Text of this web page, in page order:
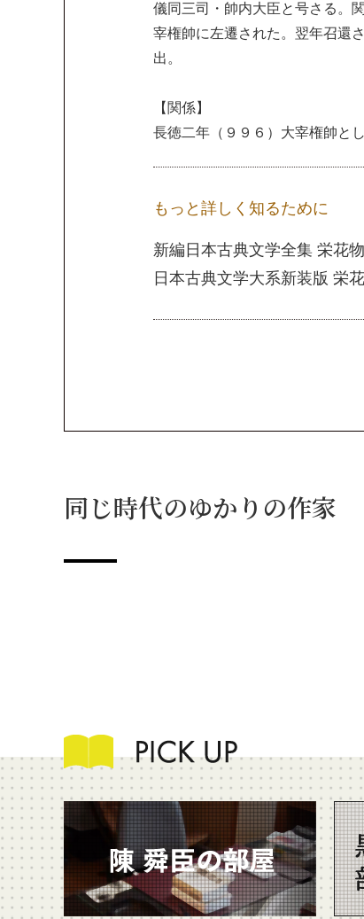
儀同三司・帥内大臣と号さる。
宰権帥に左遷された。翌年召還
出。
【関係】
長徳二年（９９６）大宰権帥と
もっと詳しく知るために
新編日本古典文学全集 栄花
日本古典文学大系新装版 栄
同じ時代のゆかりの作家